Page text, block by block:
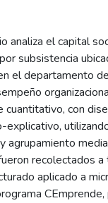
analiza el capital
subsistencia
el departamento
cuantitativo, con
agrupamiento
recolectados a
aplicado a
CEmprende,